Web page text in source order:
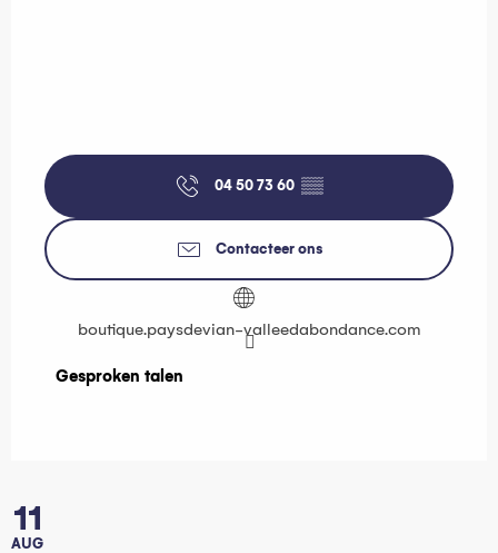
04 50 73 60 ▒▒
Contacteer ons
boutique.paysdevian-valleedabondance.com
Gesproken talen
Gesproken talen
11
AUG